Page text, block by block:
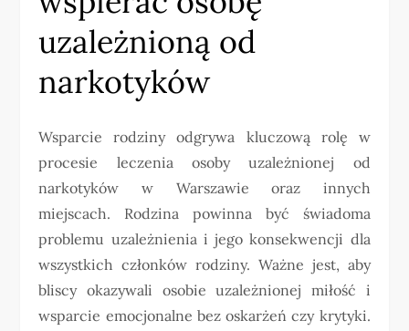
uzależnioną od
narkotyków
Wsparcie rodziny odgrywa kluczową rolę w
procesie leczenia osoby uzależnionej od
narkotyków w Warszawie oraz innych
miejscach. Rodzina powinna być świadoma
problemu uzależnienia i jego konsekwencji dla
wszystkich członków rodziny. Ważne jest, aby
bliscy okazywali osobie uzależnionej miłość i
wsparcie emocjonalne bez oskarżeń czy krytyki.